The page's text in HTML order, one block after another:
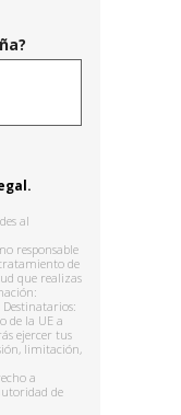
al
responsable
de
que realizas
de la UE a
ejercer tus
limitación,
a
de